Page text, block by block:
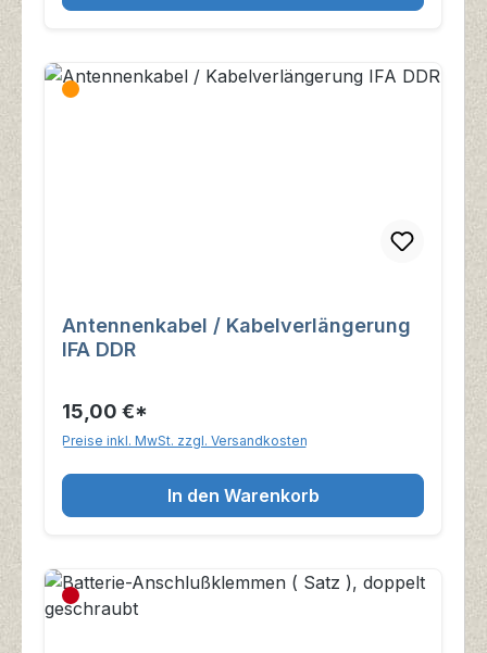
Antennenkabel / Kabelverlängerung
IFA DDR
15,00 €*
Preise inkl. MwSt. zzgl. Versandkosten
In den Warenkorb